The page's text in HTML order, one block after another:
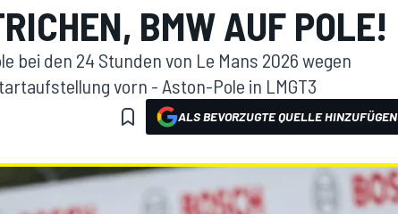
BMW AUF POLE!
bei den 24 Stunden von Le Mans 2026 wegen
vorn - Aston-Pole in LMGT3
ALS BEVORZUGTE QUELLE HINZUFÜGEN